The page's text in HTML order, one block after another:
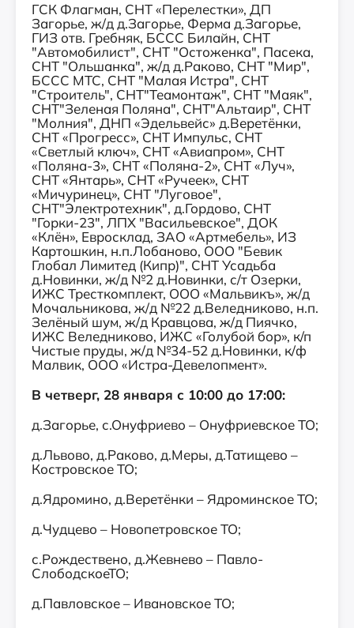
ГСК Флагман, СНТ «Перелестки», ДП
Загорье, ж/д д.Загорье, Ферма д.Загорье,
ГИЗ отв. Гребняк, БССС Билайн, СНТ
"Автомобилист", СНТ "Остоженка", Пасека,
СНТ "Ольшанка", ж/д д.Раково, СНТ "Мир",
БССС МТС, СНТ "Малая Истра", СНТ
"Строитель", СНТ"Теамонтаж", СНТ "Маяк",
СНТ"Зеленая Поляна", СНТ"Альтаир", СНТ
"Молния", ДНП «Эдельвейс» д.Веретёнки,
СНТ «Прогресс», СНТ Импульс, СНТ
«Светлый ключ», СНТ «Авиапром», СНТ
«Поляна-3», СНТ «Поляна-2», СНТ «Луч»,
СНТ «Янтарь», СНТ «Ручеек», СНТ
«Мичуринец», СНТ "Луговое",
СНТ"Электротехник", д.Гордово, СНТ
"Горки-23", ЛПХ "Васильевское", ДОК
«Клён», Евросклад, ЗАО «Артмебель», ИЗ
Картошкин, н.п.Лобаново, ООО "Бевик
Глобал Лимитед (Кипр)", СНТ Усадьба
д.Новинки, ж/д №2 д.Новинки, с/т Озерки,
ИЖС Тресткомплект, ООО «Мальвикъ», ж/д
Мочальникова, ж/д №22 д.Веледниково, н.п.
Зелёный шум, ж/д Кравцова, ж/д Пиячко,
ИЖС Веледниково, ИЖС «Голубой бор», к/п
Чистые пруды, ж/д №34-52 д.Новинки, к/ф
Малвик, ООО «Истра-Девелопмент».
В четверг, 28 января с 10:00 до 17:00:
д.Загорье, с.Онуфриево – Онуфриевское ТО;
д.Львово, д.Раково, д.Меры, д.Татищево –
Костровское ТО;
д.Ядромино, д.Веретёнки – Ядроминское ТО;
д.Чудцево – Новопетровское ТО;
с.Рождествено, д.Жевнево – Павло-
СлободскоеТО;
д.Павловское – Ивановское ТО;